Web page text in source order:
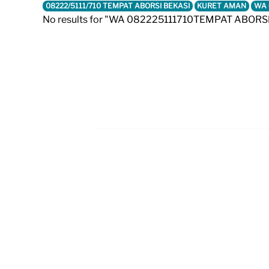
08222/5111/710 TEMPAT ABORSI BEKASI
KURET AMAN WA
No results for "WA 082225111710TEMPAT